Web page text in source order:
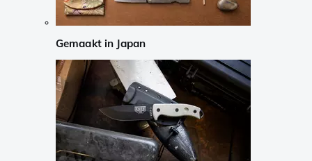
Gemaakt in Japan